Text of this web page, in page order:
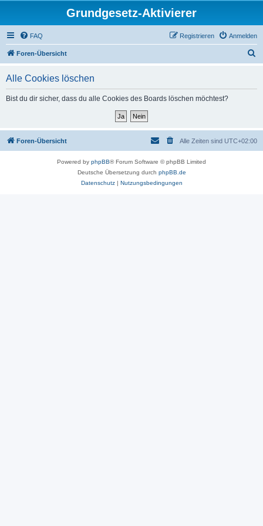
Grundgesetz-Aktivierer
FAQ Anmelden
Registrieren
Foren-Übersicht
Alle Cookies löschen
Bist du dir sicher, dass du alle Cookies des Boards löschen möchtest?
Foren-Übersicht Alle Zeiten sind UTC+02:00
Powered by phpBB® Forum Software © phpBB Limited
Deutsche Übersetzung durch phpBB.de
Datenschutz| Nutzungsbedingungen